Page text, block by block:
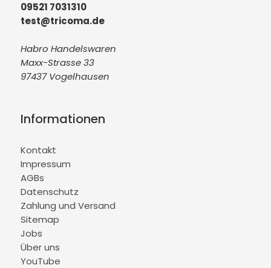
09521 7031310
test@tricoma.de
Habro Handelswaren
Maxx-Strasse 33
97437 Vogelhausen
Informationen
Kontakt
Impressum
AGBs
Datenschutz
Zahlung und Versand
Sitemap
Jobs
Über uns
YouTube